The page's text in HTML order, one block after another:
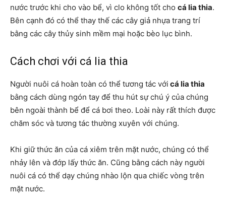
nước trước khi cho vào bể, vì clo không tốt cho cá lia thia.
Bên cạnh đó có thể thay thế các cây giả nhựa trang trí
bằng các cây thủy sinh mềm mại hoặc bèo lục bình.
Cách chơi với cá lia thia
Người nuôi cá hoàn toàn có thể tương tác với cá lia thia
bằng cách dùng ngón tay để thu hút sự chú ý của chúng
bên ngoài thành bể để cá bơi theo. Loài này rất thích được
chăm sóc và tương tác thường xuyên với chúng.
Khi giữ thức ăn của cá xiêm trên mặt nước, chúng có thể
nhảy lên và đớp lấy thức ăn. Cũng bằng cách này người
nuôi cá có thể dạy chúng nhào lộn qua chiếc vòng trên
mặt nước.